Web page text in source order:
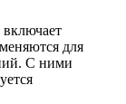
для
С ними